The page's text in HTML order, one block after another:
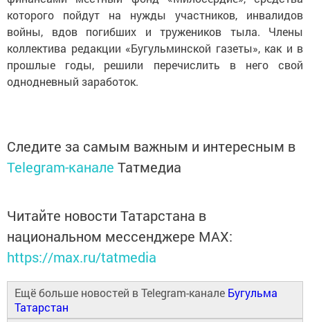
которого пойдут на нужды участников, инвалидов
войны, вдов погибших и тружеников тыла. Члены
коллектива редакции «Бугульминской газеты», как и в
прошлые годы, решили перечислить в него свой
однодневный заработок.
Следите за самым важным и интересным в
Telegram-канале Татмедиа
Читайте новости Татарстана в
национальном мессенджере MАХ:
https://max.ru/tatmedia
Ещё больше новостей в Telegram-канале Бугульма
Татарстан